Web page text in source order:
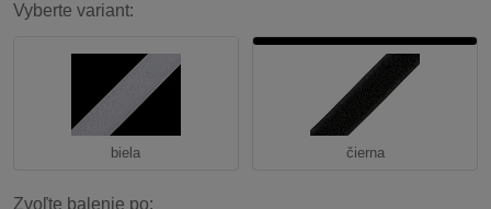
Vyberte variant:
biela čierna
Zvoľte balenie po: